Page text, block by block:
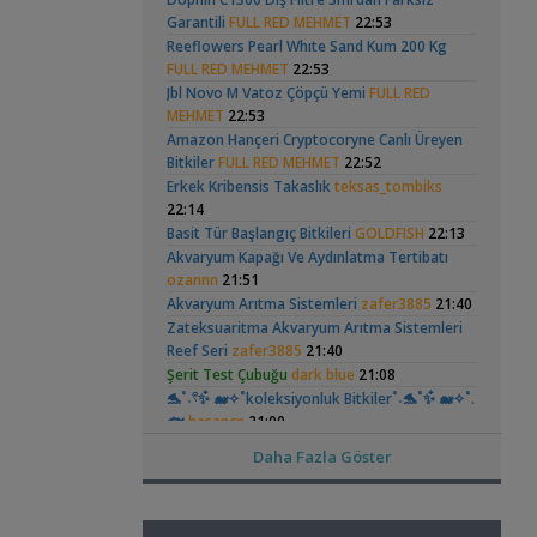
Karides Akvaryumu: Karideslerim
Ölüyorugurbaran,17:24
Yeni Üye Forumu
Beta Balığında İdeal Damızlık Yaşı Kaç
Aydır?Ygghjh
Yeni Üye Forumu
Filtre ÖnerisiSemihDinçer,17:17
Yeni Üye Forumu
Tek Co2 Tüpü Aynı Anda 2 Akvaryumda
Kullanılır Mı?GETS34,10:03
Işık CO2 ve Ekipmanlar
Klorlu Suya Girmiş Pipo Filtre
02:22
Filtreleme Seçenekleri
Akvaryum Daki Beyaz İnce Solucanlar
Ahmet53,23:56
Yeni Üye Forumu
Aquasphere Tr Youtube Kanalı
Akvaryum Dünyasından Haberler
Vahşi Beta Ve Labirentli Hobicileri,
Betta Antuta
Ramshorn Hakkında
Her Şey
Elma Salyangozu
Güncel
Otocinclus
Leonardit Zeminli
37 Litrelik Siyah
Neon Tetra
Red Mangrove
(rhizophora Mangle)
(18)
Yeni Tetra
Garantili FULL RED MEHMET 22:53
Reeflowers Pearl Whıte Sand Kum 200 Kg
FULL RED MEHMET 22:53
Jbl Novo M Vatoz Çöpçü Yemi FULL RED
MEHMET 22:53
Amazon Hançeri Cryptocoryne Canlı Üreyen
Bitkiler FULL RED MEHMET 22:52
Erkek Kribensis Takaslık teksas_tombiks
22:14
Basit Tür Başlangıç Bitkileri GOLDFISH 22:13
Akvaryum Kapağı Ve Aydınlatma Tertibatı
ozannn 21:51
Akvaryum Arıtma Sistemleri zafer3885 21:40
Zateksuaritma Akvaryum Arıtma Sistemleri
Reef Seri zafer3885 21:40
Şerit Test Çubuğu dark blue 21:08
🐬˚˖𓍢✨໋ 🐋✧˚koleksiyonluk Bitkiler˚˖🐬˚✨໋ 🐋✧˚.
🐟 hasancn 21:00
Daha Fazla Göster